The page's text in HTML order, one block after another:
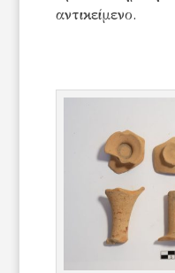
αντικείμενο.